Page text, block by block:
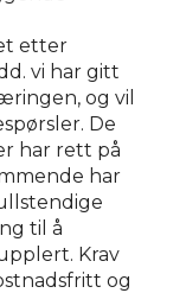
etter
vi har gitt
og vil
De
har rett på
har
til å
Krav
og